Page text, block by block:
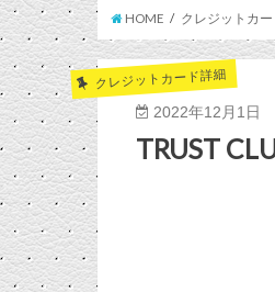
HOME クレジットカ
クレジットカード詳細
2022年12月1日
TRUST